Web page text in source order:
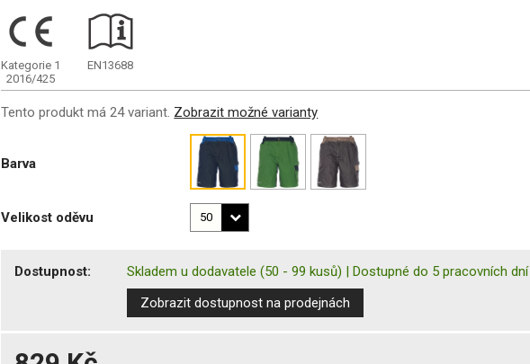
Kategorie 1
2016/425
EN13688
Tento produkt má 24 variant. Zobrazit možné varianty
Barva
Velikost oděvu
Dostupnost: Skladem u dodavatele (50 - 99 kusů) |Dostupné do 5 pracovních dní
Zobrazit dostupnost na prodejnách